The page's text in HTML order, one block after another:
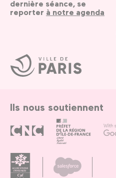
Ville
de
Paris
dernière séance, se
reporter à notre agenda
Ils nous soutiennent